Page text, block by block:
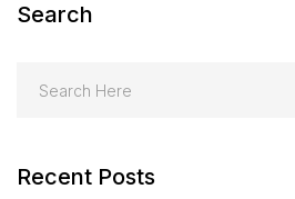
Search
Recent Posts